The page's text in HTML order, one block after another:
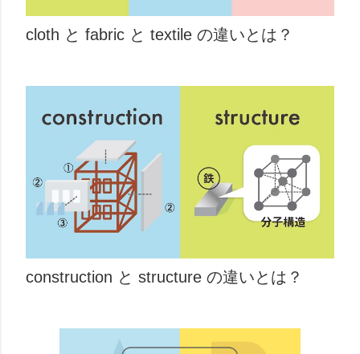
cloth と fabric と textile の違いとは？
construction と structure の違いとは？